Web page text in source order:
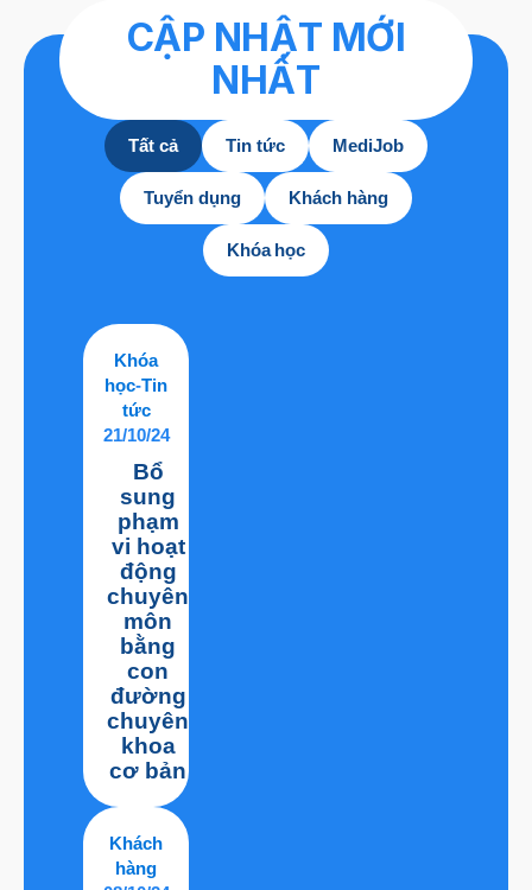
CẬP NHẬT MỚI
NHẤT
Tất cả Tin tức MediJob
Tuyển dụng Khách hàng
Khóa học
Khóa
học-Tin
tức
21/10/24
Bổ
sung
phạm
vi hoạt
động
chuyên
môn
bằng
con
đường
chuyên
khoa
cơ bản
Khách
hàng